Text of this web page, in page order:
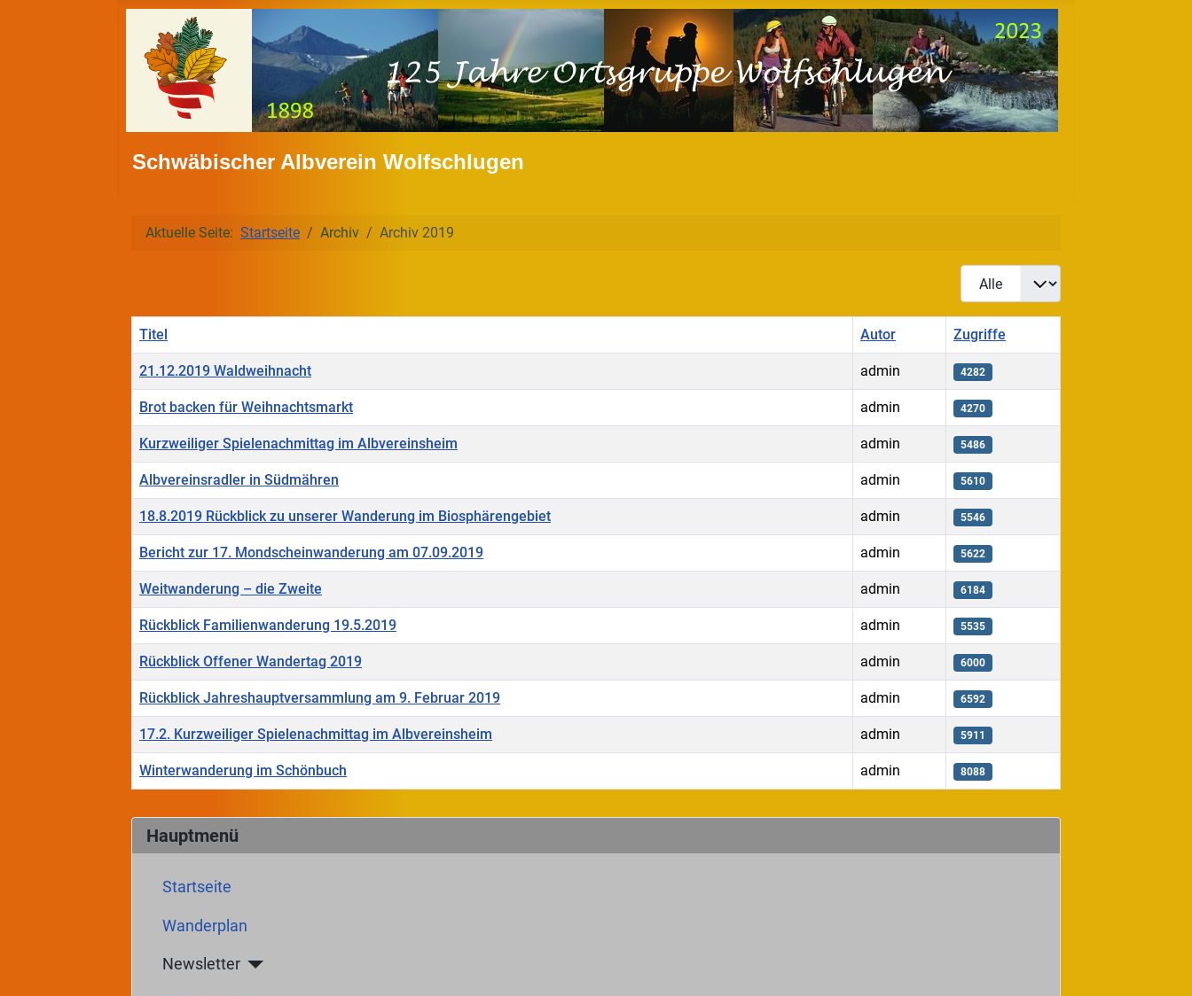
Schwäbischer Albverein Wolfschlugen
Hauptmenü
Startseite
Wanderplan
Newsletter
Aktuelle Seite: Startseite Archiv Archiv 2019
Anzeige #
Titel Autor Zugriffe
21.12.2019 Waldweihnacht admin 4282
Brot backen für Weihnachtsmarkt admin 4270
Kurzweiliger Spielenachmittag im Albvereinsheim admin 5486
Albvereinsradler in Südmähren admin 5610
18.8.2019 Rückblick zu unserer Wanderung im Biosphärengebiet admin 5546
Bericht zur 17. Mondscheinwanderung am 07.09.2019 admin 5622
Weitwanderung – die Zweite admin 6184
Rückblick Familienwanderung 19.5.2019 admin 5535
Rückblick Offener Wandertag 2019 admin 6000
Rückblick Jahreshauptversammlung am 9. Februar 2019 admin 6592
17.2. Kurzweiliger Spielenachmittag im Albvereinsheim admin 5911
Winterwanderung im Schönbuch admin 8088